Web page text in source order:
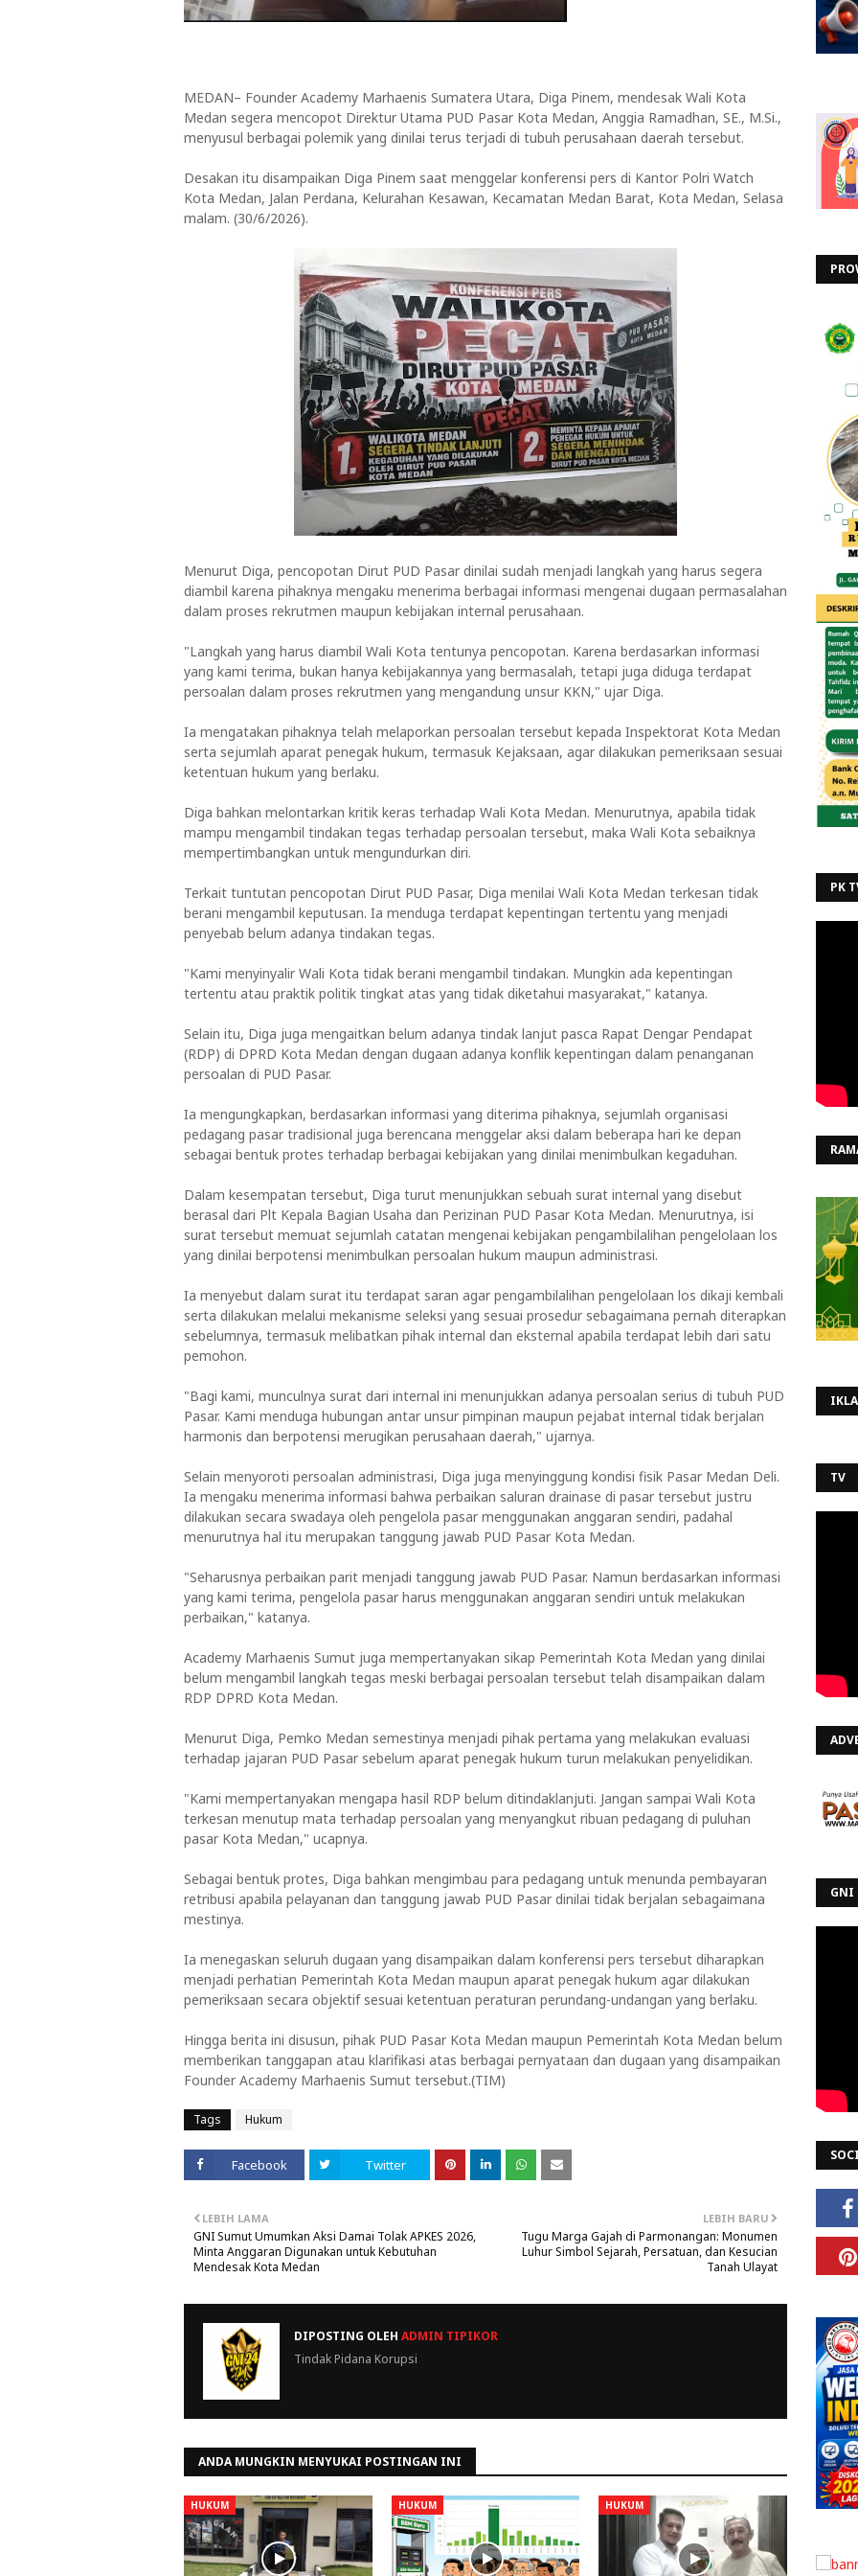
MEDAN– Founder Academy Marhaenis Sumatera Utara, Diga Pinem, mendesak Wali Kota
Medan segera mencopot Direktur Utama PUD Pasar Kota Medan, Anggia Ramadhan, SE., M.Si.,
menyusul berbagai polemik yang dinilai terus terjadi di tubuh perusahaan daerah tersebut.
Desakan itu disampaikan Diga Pinem saat menggelar konferensi pers di Kantor Polri Watch
Kota Medan, Jalan Perdana, Kelurahan Kesawan, Kecamatan Medan Barat, Kota Medan, Selasa
malam. (30/6/2026).
Menurut Diga, pencopotan Dirut PUD Pasar dinilai sudah menjadi langkah yang harus segera
diambil karena pihaknya mengaku menerima berbagai informasi mengenai dugaan permasalahan
dalam proses rekrutmen maupun kebijakan internal perusahaan.
"Langkah yang harus diambil Wali Kota tentunya pencopotan. Karena berdasarkan informasi
yang kami terima, bukan hanya kebijakannya yang bermasalah, tetapi juga diduga terdapat
persoalan dalam proses rekrutmen yang mengandung unsur KKN," ujar Diga.
Ia mengatakan pihaknya telah melaporkan persoalan tersebut kepada Inspektorat Kota Medan
serta sejumlah aparat penegak hukum, termasuk Kejaksaan, agar dilakukan pemeriksaan sesuai
ketentuan hukum yang berlaku.
Diga bahkan melontarkan kritik keras terhadap Wali Kota Medan. Menurutnya, apabila tidak
mampu mengambil tindakan tegas terhadap persoalan tersebut, maka Wali Kota sebaiknya
mempertimbangkan untuk mengundurkan diri.
Terkait tuntutan pencopotan Dirut PUD Pasar, Diga menilai Wali Kota Medan terkesan tidak
berani mengambil keputusan. Ia menduga terdapat kepentingan tertentu yang menjadi
penyebab belum adanya tindakan tegas.
"Kami menyinyalir Wali Kota tidak berani mengambil tindakan. Mungkin ada kepentingan
tertentu atau praktik politik tingkat atas yang tidak diketahui masyarakat," katanya.
Selain itu, Diga juga mengaitkan belum adanya tindak lanjut pasca Rapat Dengar Pendapat
(RDP) di DPRD Kota Medan dengan dugaan adanya konflik kepentingan dalam penanganan
persoalan di PUD Pasar.
Ia mengungkapkan, berdasarkan informasi yang diterima pihaknya, sejumlah organisasi
pedagang pasar tradisional juga berencana menggelar aksi dalam beberapa hari ke depan
sebagai bentuk protes terhadap berbagai kebijakan yang dinilai menimbulkan kegaduhan.
Dalam kesempatan tersebut, Diga turut menunjukkan sebuah surat internal yang disebut
berasal dari Plt Kepala Bagian Usaha dan Perizinan PUD Pasar Kota Medan. Menurutnya, isi
surat tersebut memuat sejumlah catatan mengenai kebijakan pengambilalihan pengelolaan los
yang dinilai berpotensi menimbulkan persoalan hukum maupun administrasi.
Ia menyebut dalam surat itu terdapat saran agar pengambilalihan pengelolaan los dikaji kembali
serta dilakukan melalui mekanisme seleksi yang sesuai prosedur sebagaimana pernah diterapkan
sebelumnya, termasuk melibatkan pihak internal dan eksternal apabila terdapat lebih dari satu
pemohon.
"Bagi kami, munculnya surat dari internal ini menunjukkan adanya persoalan serius di tubuh PUD
Pasar. Kami menduga hubungan antar unsur pimpinan maupun pejabat internal tidak berjalan
harmonis dan berpotensi merugikan perusahaan daerah," ujarnya.
Selain menyoroti persoalan administrasi, Diga juga menyinggung kondisi fisik Pasar Medan Deli.
Ia mengaku menerima informasi bahwa perbaikan saluran drainase di pasar tersebut justru
dilakukan secara swadaya oleh pengelola pasar menggunakan anggaran sendiri, padahal
menurutnya hal itu merupakan tanggung jawab PUD Pasar Kota Medan.
"Seharusnya perbaikan parit menjadi tanggung jawab PUD Pasar. Namun berdasarkan informasi
yang kami terima, pengelola pasar harus menggunakan anggaran sendiri untuk melakukan
perbaikan," katanya.
Academy Marhaenis Sumut juga mempertanyakan sikap Pemerintah Kota Medan yang dinilai
belum mengambil langkah tegas meski berbagai persoalan tersebut telah disampaikan dalam
RDP DPRD Kota Medan.
Menurut Diga, Pemko Medan semestinya menjadi pihak pertama yang melakukan evaluasi
terhadap jajaran PUD Pasar sebelum aparat penegak hukum turun melakukan penyelidikan.
"Kami mempertanyakan mengapa hasil RDP belum ditindaklanjuti. Jangan sampai Wali Kota
terkesan menutup mata terhadap persoalan yang menyangkut ribuan pedagang di puluhan
pasar Kota Medan," ucapnya.
Sebagai bentuk protes, Diga bahkan mengimbau para pedagang untuk menunda pembayaran
retribusi apabila pelayanan dan tanggung jawab PUD Pasar dinilai tidak berjalan sebagaimana
mestinya.
Ia menegaskan seluruh dugaan yang disampaikan dalam konferensi pers tersebut diharapkan
menjadi perhatian Pemerintah Kota Medan maupun aparat penegak hukum agar dilakukan
pemeriksaan secara objektif sesuai ketentuan peraturan perundang-undangan yang berlaku.
Hingga berita ini disusun, pihak PUD Pasar Kota Medan maupun Pemerintah Kota Medan belum
memberikan tanggapan atau klarifikasi atas berbagai pernyataan dan dugaan yang disampaikan
Founder Academy Marhaenis Sumut tersebut.(TIM)
Tags Hukum
Facebook Twitter
LEBIH BARU
Tugu Marga Gajah di Parmonangan: Monumen
Luhur Simbol Sejarah, Persatuan, dan Kesucian
Tanah Ulayat
LEBIH LAMA
GNI Sumut Umumkan Aksi Damai Tolak APKES 2026,
Minta Anggaran Digunakan untuk Kebutuhan
Mendesak Kota Medan
DIPOSTING OLEH ADMIN TIPIKOR
Tindak Pidana Korupsi
ANDA MUNGKIN MENYUKAI POSTINGAN INI
HUKUM HUKUM HUKUM
PK
TV
GNI